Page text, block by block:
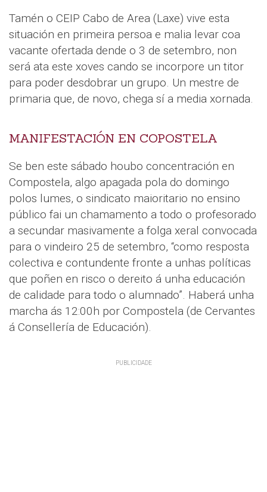
Tamén o CEIP Cabo de Area (Laxe) vive esta
situación en primeira persoa e malia levar coa
vacante ofertada dende o 3 de setembro, non
será ata este xoves cando se incorpore un titor
para poder desdobrar un grupo. Un mestre de
primaria que, de novo, chega sí a media xornada.
MANIFESTACIÓN EN COPOSTELA
Se ben este sábado houbo concentración en
Compostela, algo apagada pola do domingo
polos lumes, o sindicato maioritario no ensino
público fai un chamamento a todo o profesorado
a secundar masivamente a folga xeral convocada
para o vindeiro 25 de setembro, “como resposta
colectiva e contundente fronte a unhas políticas
que poñen en risco o dereito á unha educación
de calidade para todo o alumnado”. Haberá unha
marcha ás 12:00h por Compostela (de Cervantes
á Consellería de Educación).